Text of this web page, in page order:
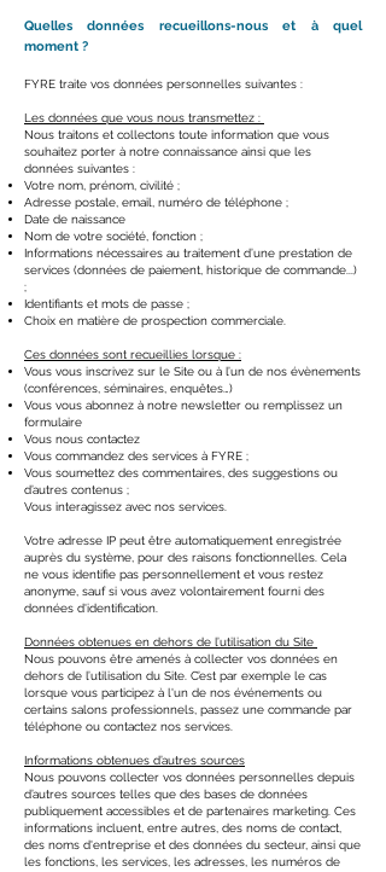
Quelles données recueillons-nous et à quel
moment ?
FYRE traite vos données personnelles suivantes :
Les données que vous nous transmettez :
Nous traitons et collectons toute information que vous
souhaitez porter à notre connaissance ainsi que les
données suivantes :
Votre nom, prénom, civilité ;
Adresse postale, email, numéro de téléphone ;
Date de naissance
Nom de votre société, fonction ;
Informations nécessaires au traitement d’une prestation de
services (données de paiement, historique de commande...)
;
Identifiants et mots de passe ;
Choix en matière de prospection commerciale.
Ces données sont recueillies lorsque :
Vous vous inscrivez sur le Site ou à l’un de nos évènements
(conférences, séminaires, enquêtes…)
Vous vous abonnez à notre newsletter ou remplissez un
formulaire
Vous nous contactez
Vous commandez des services à FYRE ;
Vous soumettez des commentaires, des suggestions ou
d’autres contenus ;
Vous interagissez avec nos services.
Votre adresse IP peut être automatiquement enregistrée
auprès du système, pour des raisons fonctionnelles. Cela
ne vous identifie pas personnellement et vous restez
anonyme, sauf si vous avez volontairement fourni des
données d'identification.
Données obtenues en dehors de l’utilisation du Site
​Nous pouvons être amenés à collecter vos données en
dehors de l’utilisation du Site. C’est par exemple le cas
lorsque vous participez à l'un de nos événements ou
certains salons professionnels, passez une commande par
téléphone ou contactez nos services.
Informations obtenues d’autres sources
Nous pouvons collecter vos données personnelles depuis
d’autres sources telles que des bases de données
publiquement accessibles et de partenaires marketing. Ces
informations incluent, entre autres, des noms de contact,
des noms d'entreprise et des données du secteur, ainsi que
les fonctions, les services, les adresses, les numéros de